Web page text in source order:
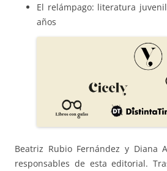
El relámpago: literatura
años
Beatriz Rubio Fernández y Diana
responsables de esta editorial.